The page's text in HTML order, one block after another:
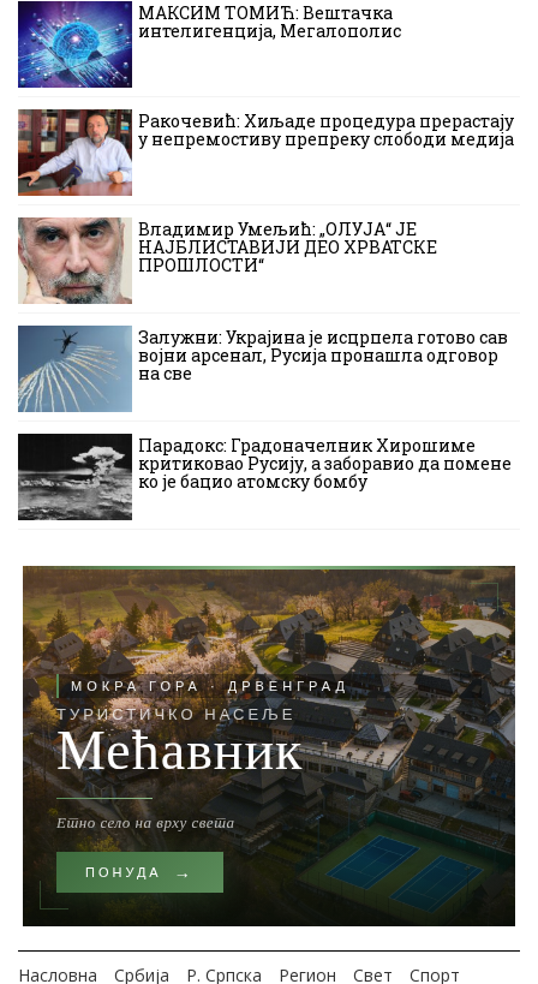
МАКСИМ ТОМИЋ: Вештачка
интелигенција, Мегалополис
Ракочевић: Хиљаде процедура прерастају
у непремостиву препреку слободи медија
Владимир Умељић: „ОЛУЈА“ ЈЕ
НАЈБЛИСТАВИЈИ ДЕО ХРВАТСКЕ
ПРОШЛОСТИ“
Залужни: Украјина је исцрпела готово сав
војни арсенал, Русија пронашла одговор
на све
Парадокс: Градоначелник Хирошиме
критиковао Русију, а заборавио да помене
ко је бацио атомску бомбу
Насловна Србија Р. Српска Регион Свет Спорт